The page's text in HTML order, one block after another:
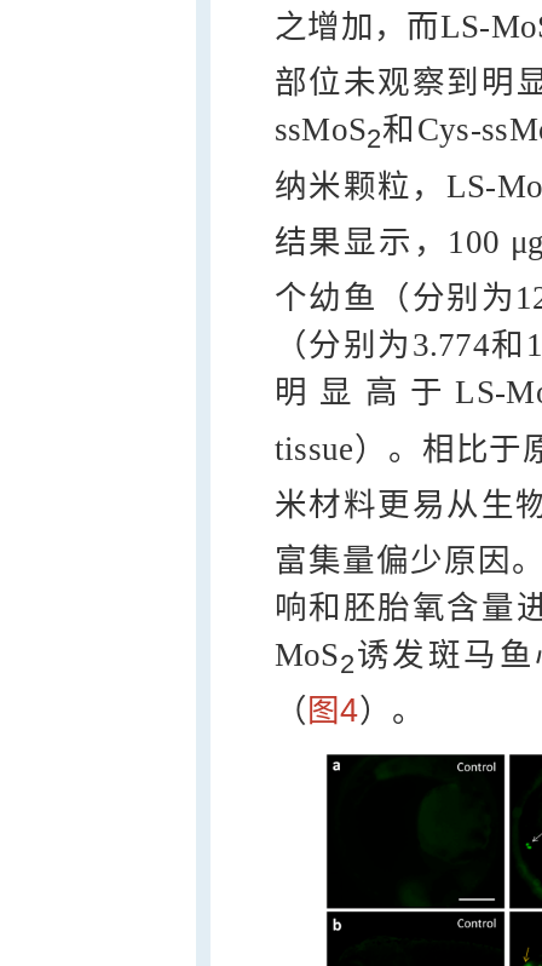
之增加，而LS-
部位未观察到明
ssMoS2和Cys-
纳米颗粒，LS-
结果显示，100
个幼鱼（分别为
（分别为3.774
明显高于LS-
tissue）。相比于
米材料更易从生
富集量偏少原因
响和胚胎氧含量
MoS2诱发斑马
（ 图4）。